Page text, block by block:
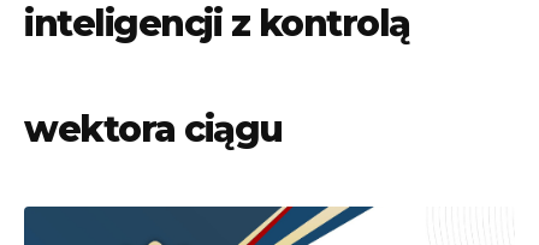
inteligencji z kontrolą
wektora ciągu